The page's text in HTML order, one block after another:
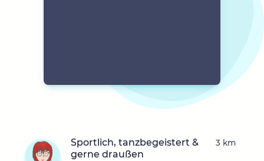
Sportlich, tanzbegeistert &
gerne draußen
3 km